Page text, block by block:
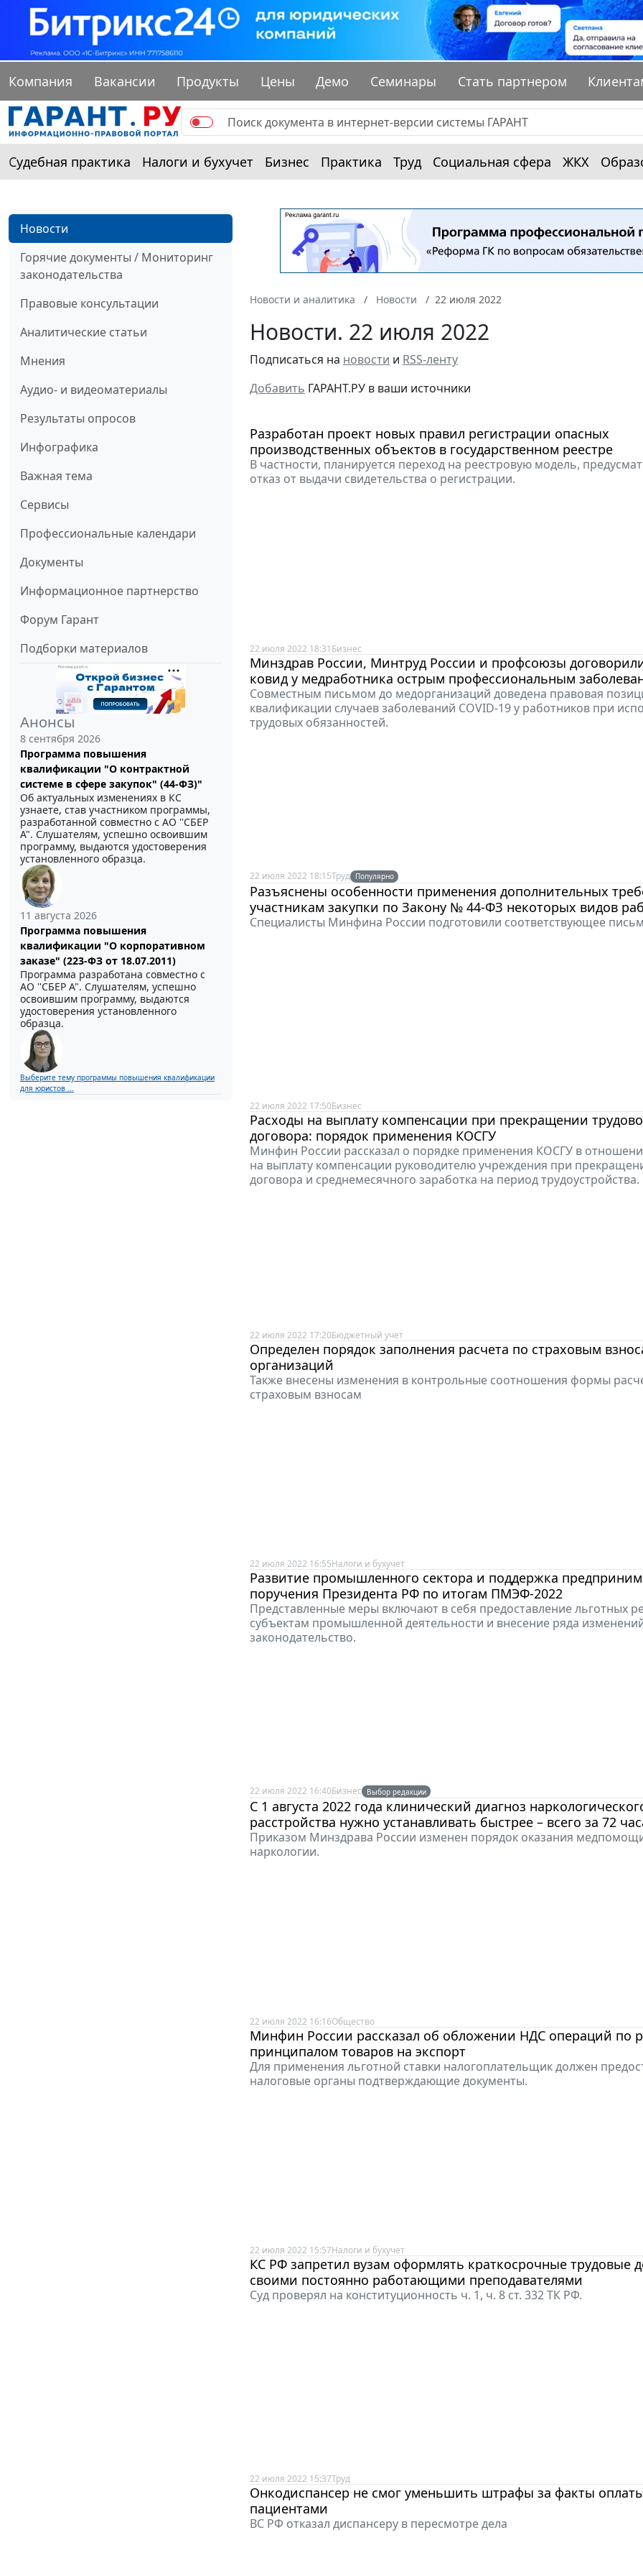
Компания Вакансии Продукты Цены Демо Семинары Стать партнером
Судебная практика Налоги и бухучет Бизнес Практика Труд Социальная сфера ЖКХ
Новости
Горячие документы / Мониторинг
законодательства
Правовые консультации
Аналитические статьи
Мнения
Аудио- и видеоматериалы
Результаты опросов
Инфографика
Важная тема
Сервисы
Профессиональные календари
Документы
Информационное партнерство
Форум Гарант
Подборки материалов
Анонсы
8 сентября 2026
Программа повышения
квалификации "О контрактной
системе в сфере закупок" (44-ФЗ)"
Об актуальных изменениях в КС
узнаете, став участником программы,
разработанной совместно с АО ''СБЕР
А". Слушателям, успешно освоившим
программу, выдаются удостоверения
установленного образца.
11 августа 2026
Программа повышения
квалификации "О корпоративном
заказе" (223-ФЗ от 18.07.2011)
Программа разработана совместно с
АО ''СБЕР А". Слушателям, успешно
освоившим программу, выдаются
удостоверения установленного
образца.
Выберите тему программы повышения квалификации
для юристов ...
Новости и аналитика Новости 22 июля 2022
Новости. 22 июля 2022
Подписаться на новости и RSS-ленту
Добавить ГАРАНТ.РУ в ваши источники
Разработан проект новых правил регистрации опасных
производственных объектов в государственном реестре
В частности, планируется переход на реестровую модель,
отказ от выдачи свидетельства о регистрации.
22 июля 2022 18:31 Бизнес
Минздрав России, Минтруд России и профсоюзы
ковид у медработника острым профессиональным
Совместным письмом до медорганизаций доведена правовая
квалификации случаев заболеваний COVID-19 у работников при
трудовых обязанностей.
22 июля 2022 18:15Труд Популярно
Разъяснены особенности применения дополнительных
участникам закупки по Закону № 44-ФЗ некоторых видов
Специалисты Минфина России подготовили соответствующее
22 июля 2022 17:50Бизнес
Расходы на выплату компенсации при прекращении
договора: порядок применения КОСГУ
Минфин России рассказал о порядке применения КОСГУ в
на выплату компенсации руководителю учреждения при
договора и среднемесячного заработка на период трудоустройства.
22 июля 2022 17:20Бюджетный учет
Определен порядок заполнения расчета по страховым
организаций
Также внесены изменения в контрольные соотношения формы
страховым взносам
22 июля 2022 16:55Налоги и бухучет
Развитие промышленного сектора и поддержка
поручения Президента РФ по итогам ПМЭФ-2022
Представленные меры включают в себя предоставление льготных
субъектам промышленной деятельности и внесение ряда
законодательство.
22 июля 2022 16:40Бизнес Выбор редакции
С 1 августа 2022 года клинический диагноз
расстройства нужно устанавливать быстрее – всего за 72
Приказом Минздрава России изменен порядок оказания
наркологии.
22 июля 2022 16:16Общество
Минфин России рассказал об обложении НДС операций по
принципалом товаров на экспорт
Для применения льготной ставки налогоплательщик должен
налоговые органы подтверждающие документы.
22 июля 2022 15:57Налоги и бухучет
КС РФ запретил вузам оформлять краткосрочные трудовые
своими постоянно работающими преподавателями
Суд проверял на конституционность ч. 1, ч. 8 ст. 332 ТК РФ.
22 июля 2022 15:37Труд
Онкодиспансер не смог уменьшить штрафы за факты
пациентами
ВС РФ отказал диспансеру в пересмотре дела